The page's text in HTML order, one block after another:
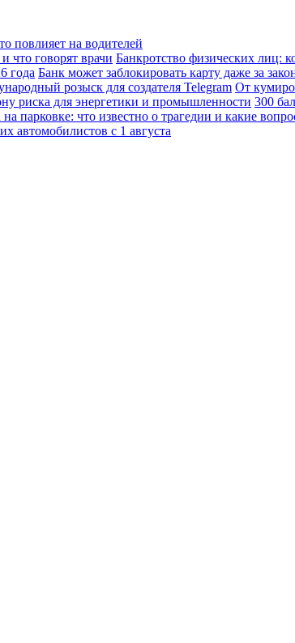
повлияет на водителей
что говорят врачи Банкротство физических лиц:
года Банк может заблокировать карту даже за
розыск для создателя Telegram От
риска для энергетики и промышленности 300
парковке: что известно о трагедии и какие
автомобилистов с 1 августа